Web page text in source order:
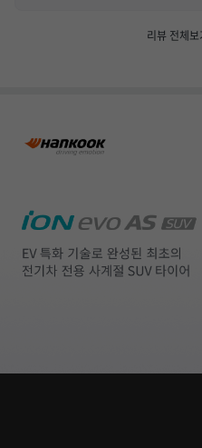
가를 하셨겠지만 일반 일반타이어도
리뷰 전체